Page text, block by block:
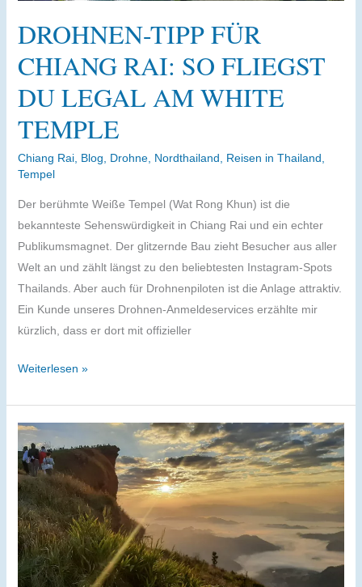
DROHNEN-TIPP FÜR
CHIANG RAI: SO FLIEGST
DU LEGAL AM WHITE
TEMPLE
Chiang Rai, Blog Drohne, Nordthailand Reisen in Thailand
Tempel
Der berühmte Weiße Tempel (Wat Rong Khun) ist die
bekannteste Sehenswürdigkeit in Chiang Rai und ein echter
Publikumsmagnet. Der glitzernde Bau zieht Besucher aus aller
Welt an und zählt längst zu den beliebtesten Instagram-Spots
Thailands. Aber auch für Drohnenpiloten ist die Anlage attraktiv.
Ein Kunde unseres Drohnen-Anmeldeservices erzählte mir
kürzlich, dass er dort mit offizieller
Drohnen-
für
Chiang
Rai:
So
fliegst
du
legal
am
White
Weiterlesen »